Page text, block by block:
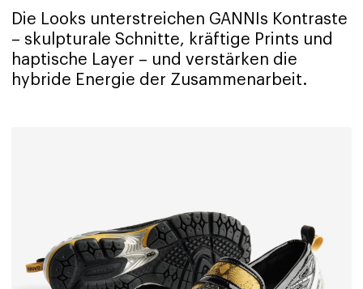
Die Looks unterstreichen GANNIs Kontraste
– skulpturale Schnitte, kräftige Prints und
haptische Layer – und verstärken die
hybride Energie der Zusammenarbeit.